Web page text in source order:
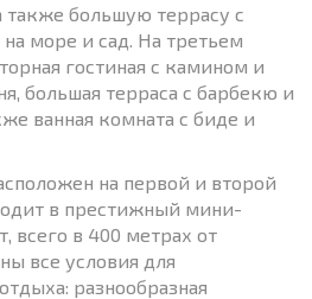
также большую террасу с
море и сад. На третьем
гостиная с камином и
большая терраса с барбекю и
ванная комната с биде и
на первой и второй
в престижный мини-
всего в 400 метрах от
все условия для
разнообразная